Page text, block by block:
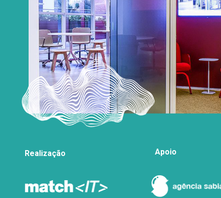
Realização Apoio